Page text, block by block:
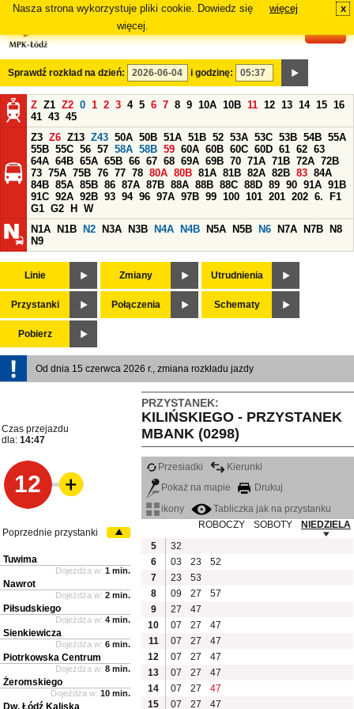
Nasza strona wykorzystuje pliki cookie. Dowiedz się
więcej.
więcej x
Sprawdź rozkład na dzień: i godzinę:
Z Z1 Z2 0 1 2 3 4 5 6 7 8 9 10A 10B 11 12 13 14 15 16
41 43 45
Z3 Z6 Z13 Z43 50A 50B 51A 51B 52 53A 53C 53B 54B 55A
55B 55C 56 57 58A 58B 59 60A 60B 60C 60D 61 62 63
64A 64B 65A 65B 66 67 68 69A 69B 70 71A 71B 72A 72B
73 75A 75B 76 77 78 80A 80B 81A 81B 82A 82B 83 84A
84B 85A 85B 86 87A 87B 88A 88B 88C 88D 89 90 91A 91B
91C 92A 92B 93 94 96 97A 97B 99 100 101 201 202 6.
F1
G1 G2 H
W
N1A
N1B N2 N3A N3B N4A N4B N5A N5B N6 N7A N7B
N8
N9
Linie Zmiany Utrudnienia
Przystanki Połączenia Schematy
Pobierz
Od dnia 15 czerwca 2026 r., zmiana rozkładu jazdy
PRZYSTANEK:
KILIŃSKIEGO - PRZYSTANEK
MBANK (0298)
Czas przejazdu
dla: 14:47
12
Przesiadki
Kierunki
Pokaż na mapie
Drukuj
ikony
Tabliczka jak na przystanku
ROBOCZY
SOBOTY
NIEDZIELA
5
32
6
03 23
52
7
23
53
8
09 27
57
9
27
47
10
07 27
47
11
07 27
47
12
07 27
47
13
07 27
47
14
07 27
47
15
07 27 47
Poprzednie przystanki
Tuwima
Dojeżdża w: 1 min.
Nawrot
Dojeżdża w: 2 min.
Piłsudskiego
Dojeżdża w: 4 min.
Sienkiewicza
Dojeżdża w: 6 min.
Piotrkowska Centrum
Dojeżdża w: 8 min.
Żeromskiego
Dojeżdża w: 10 min.
Dw. Łódź Kaliska